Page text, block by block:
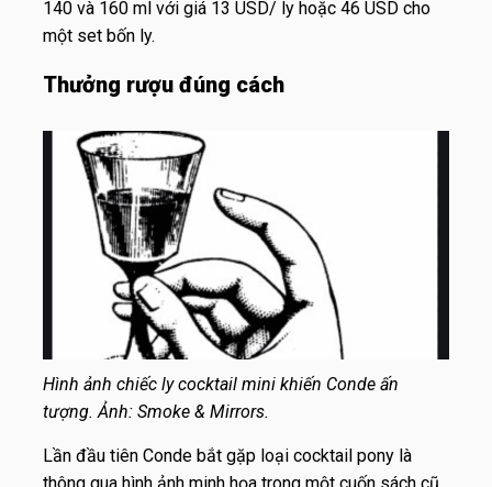
140 và 160 ml với giá 13 USD/ ly hoặc 46 USD cho
một set bốn ly.
Thưởng rượu đúng cách
Hình ảnh chiếc ly cocktail mini khiến Conde ấn
tượng. Ảnh: Smoke & Mirrors.
Lần đầu tiên Conde bắt gặp loại cocktail pony là